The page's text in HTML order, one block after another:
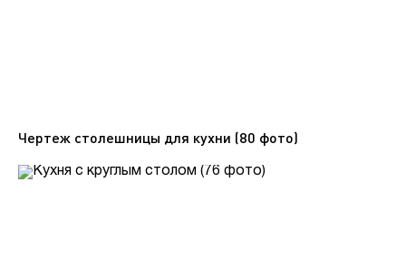
Чертеж столешницы для кухни (80 фото)